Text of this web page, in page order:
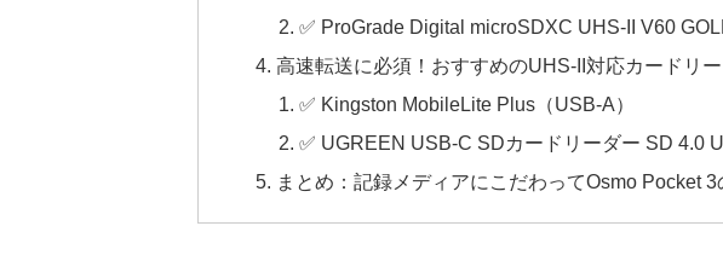
✅ ProGrade Digital microSDXC UHS-II V60
高速転送に必須！おすすめのUHS-II対応カードリ
✅ Kingston MobileLite Plus（USB-A）
✅ UGREEN USB-C SDカードリーダー SD 4.0
まとめ：記録メディアにこだわってOsmo Pocket 3